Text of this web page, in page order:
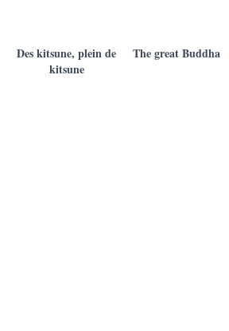
Des kitsune, plein de
kitsune
The great Buddha